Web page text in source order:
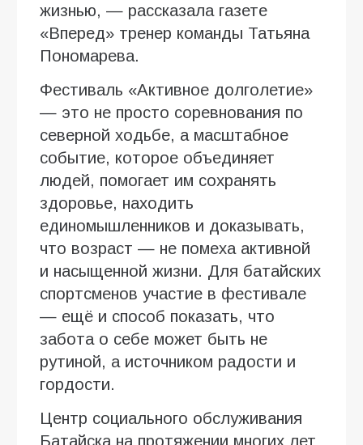
жизнью, — рассказала газете
«Вперед» тренер команды Татьяна
Пономарева.
Фестиваль «Активное долголетие»
— это не просто соревнования по
северной ходьбе, а масштабное
событие, которое объединяет
людей, помогает им сохранять
здоровье, находить
единомышленников и доказывать,
что возраст — не помеха активной
и насыщенной жизни. Для батайских
спортсменов участие в фестивале
— ещё и способ показать, что
забота о себе может быть не
рутиной, а источником радости и
гордости.
Центр социального обслуживания
Батайска на протяжении многих лет